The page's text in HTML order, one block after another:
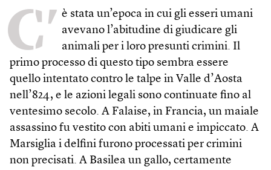
C’ è stata un’epoca in cui gli esseri umani
avevano l’abitudine di giudicare gli
animali per i loro presunti crimini. Il
primo processo di questo tipo sembra essere
quello intentato contro le talpe in Valle d’Aosta
nell’824, e le azioni legali sono continuate fino al
ventesimo secolo. A Falaise, in Francia, un maiale
assassino fu vestito con abiti umani e impiccato. A
Marsiglia i delfini furono processati per crimini
non precisati. A Basilea un gallo, certamente